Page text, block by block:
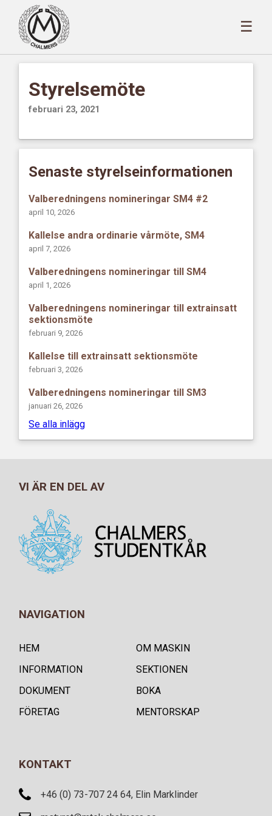
☰
Styrelsemöte
februari 23, 2021
Senaste styrelseinformationen
Valberedningens nomineringar SM4 #2
april 10, 2026
Kallelse andra ordinarie vårmöte, SM4
april 7, 2026
Valberedningens nomineringar till SM4
april 1, 2026
Valberedningens nomineringar till extrainsatt
sektionsmöte
februari 9, 2026
Kallelse till extrainsatt sektionsmöte
februari 3, 2026
Valberedningens nomineringar till SM3
januari 26, 2026
Se alla inlägg
VI ÄR EN DEL AV
NAVIGATION
HEM
OM MASKIN
INFORMATION
SEKTIONEN
DOKUMENT
BOKA
FÖRETAG
MENTORSKAP
KONTAKT
+46 (0) 73-707 24 64, Elin Marklinder